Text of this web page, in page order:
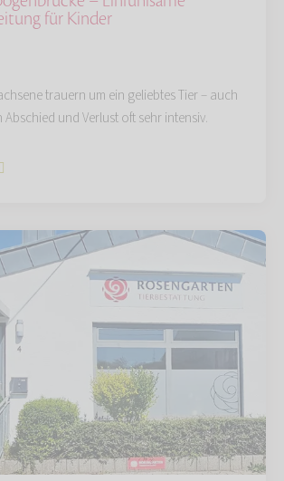
für Kinder
trauern um ein geliebtes Tier – auch
Abschied und Verlust oft sehr intensiv.